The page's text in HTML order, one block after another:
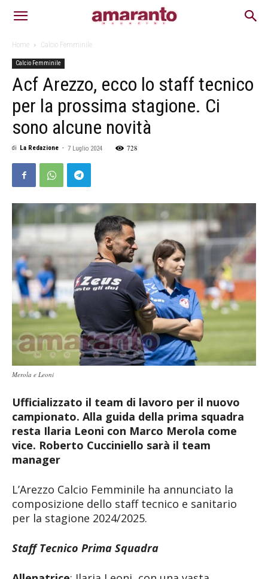
Home Calcio Femminile
Calcio Femminile
Acf Arezzo, ecco lo staff tecnico
per la prossima stagione. Ci
sono alcune novità
di La Redazione - 7 Luglio 2024 728
Merola e Leoni
Ufficializzato il team di lavoro per il nuovo
campionato. Alla guida della prima squadra
resta Ilaria Leoni con Marco Merola come
vice. Roberto Cucciniello sarà il team
manager
L’Arezzo Calcio Femminile ha annunciato la
composizione dello staff tecnico e sanitario
per la stagione 2024/2025.
Staff Tecnico Prima Squadra